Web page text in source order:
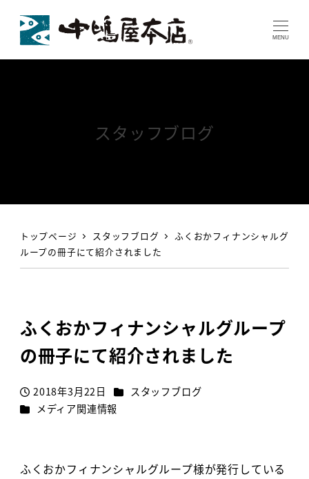
MENU
トップページ スタッフブログ
ふくおかフィナンシャルグ
ループの冊子にて紹介されました
ふくおかフィナンシャルグループ
の冊子にて紹介されました
投稿日
2018年3月22日 カテゴリー
スタッフブログ
カテゴリー
メディア関連情報
ふくおかフィナンシャルグループ様が発行している
スタッフブログ